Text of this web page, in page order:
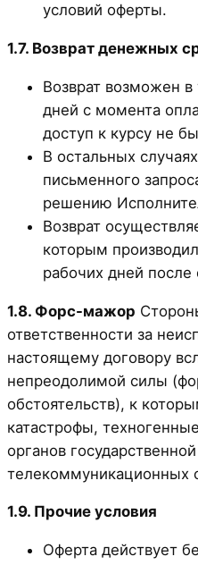
условий оферты.
1.7. Возврат денежных
Возврат возможен
дней с момента
доступ к курсу не
В остальных
письменного
решению
Возврат
которым
рабочих дней после
1.8. Форс-мажор
ответственности за
настоящему договору
непреодолимой силы
обстоятельств), к
катастрофы,
органов
телекоммуникационных
1.9. Прочие условия
Оферта действует